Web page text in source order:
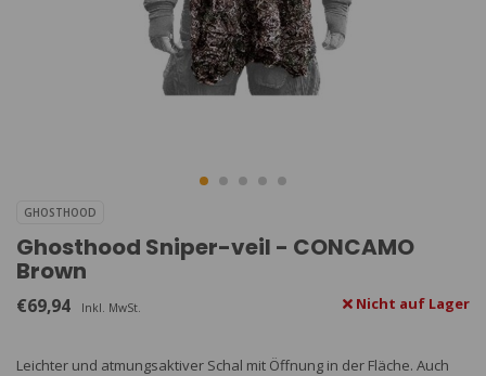
GHOSTHOOD
Ghosthood Sniper-veil - CONCAMO
Brown
€69,94 Inkl. MwSt. Nicht auf Lager
Leichter und atmungsaktiver Schal mit Öffnung in der Fläche. Auch